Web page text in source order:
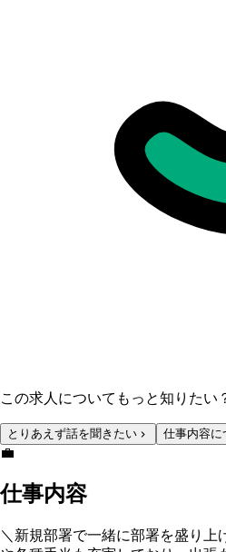
この求人についてもっと知りたい
とりあえず話を聞きたい 仕事内容に
💼
仕事内容
＼新規部署で一緒に部署を盛り